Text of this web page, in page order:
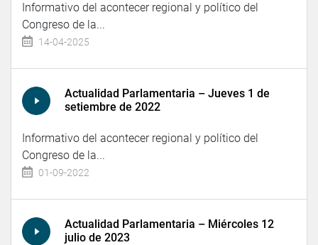
Informativo del acontecer regional y político del
Congreso de la...
14-04-2025
Actualidad Parlamentaria – Jueves 1 de
setiembre de 2022
Informativo del acontecer regional y político del
Congreso de la...
01-09-2022
Actualidad Parlamentaria – Miércoles 12
julio de 2023